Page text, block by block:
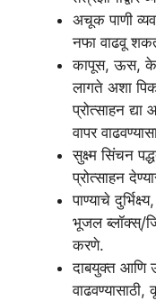
अचूक पाणी
नफा वाढवू
कापूस, ऊस,
लागते अशा
प्रोत्साहन
वापर
सुक्ष्म सिंचन
प्रोत्साहन
पाण्याचे
भूजल ब्लॉक्स्/
करणे.
दाबयुक्त आणि